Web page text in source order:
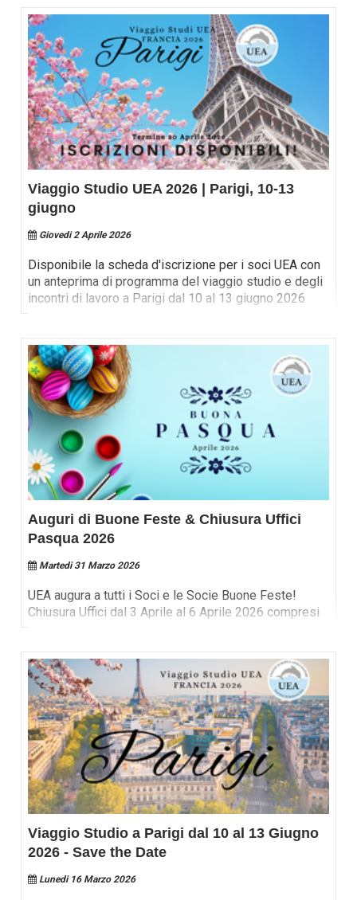
Viaggio Studio UEA 2026 | Parigi, 10-13
giugno
Giovedi 2 Aprile 2026
Disponibile la scheda d'iscrizione per i soci UEA con
un anteprima di programma del viaggio studio e degli
incontri di lavoro a Parigi dal 10 al 13 giugno 2026
Auguri di Buone Feste & Chiusura Uffici
Pasqua 2026
Martedi 31 Marzo 2026
UEA augura a tutti i Soci e le Socie Buone Feste!
Chiusura Uffici dal 3 Aprile al 6 Aprile 2026 compresi
Viaggio Studio a Parigi dal 10 al 13 Giugno
2026 - Save the Date
Lunedi 16 Marzo 2026